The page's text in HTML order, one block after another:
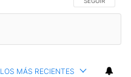
LOS MÁS RECIENTES